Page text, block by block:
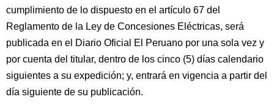
cumplimiento de lo dispuesto en el artículo 67 del
Reglamento de la Ley de Concesiones Eléctricas, será
publicada en el Diario Oficial El Peruano por una sola vez y
por cuenta del titular, dentro de los cinco (5) días calendario
siguientes a su expedición; y, entrará en vigencia a partir del
día siguiente de su publicación.